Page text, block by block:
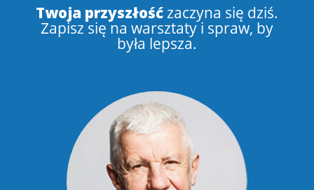
Twoja przyszłośćzaczyna się dziś.
Zapisz się na warsztaty i spraw, by
była lepsza.